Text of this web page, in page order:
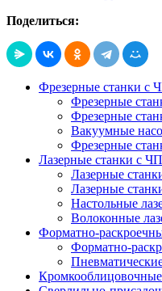
Поделиться:
Фрезерные станки с
Фрезерные
Фрезерные
Вакуумные
Фрезерные
Лазерные станки с
Лазерные
Лазерные
Настольные
Волоконные
Форматно-
Форматно-
Кромкооблицовочные